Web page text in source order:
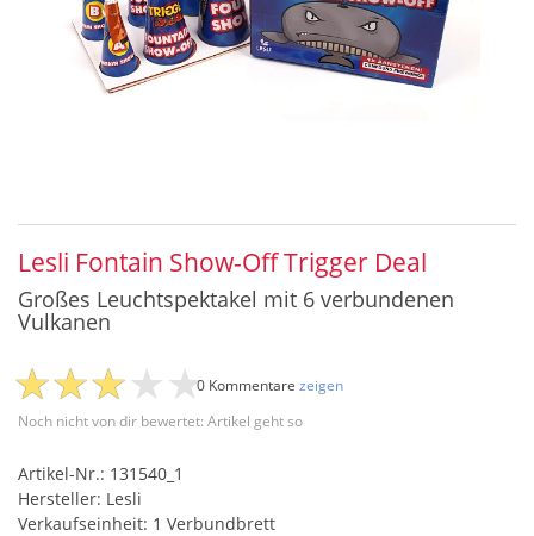
Lesli Fontain Show-Off Trigger Deal
Großes Leuchtspektakel mit 6 verbundenen
Vulkanen
Noch nicht von dir bewertet: Artikel geht so
0 Kommentare zeigen
Artikel-Nr.: 131540_1
Hersteller: Lesli
Verkaufseinheit: 1 Verbundbrett